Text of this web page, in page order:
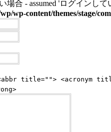
場合 - assumed 'ログインし
wp-content/themes/stage/
title=""> <acronym